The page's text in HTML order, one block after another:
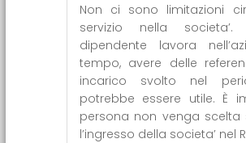
Non ci sono limitazioni
servizio nella
dipendente lavora
tempo, avere delle
incarico svolto nel
potrebbe essere utile. È
persona non venga scelta
l’ingresso della societa’ nel